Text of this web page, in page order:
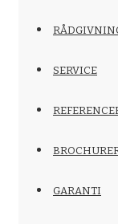
SERVICE
GARANTI